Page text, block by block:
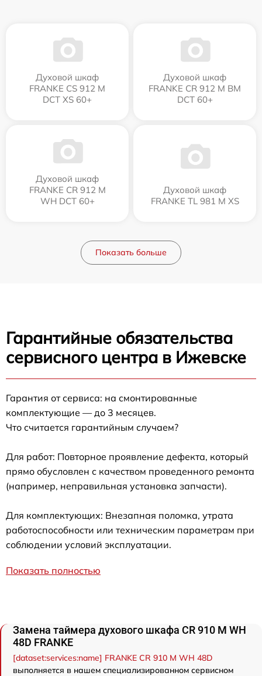
Духовой шкаф
FRANKE CS 912 M
DCT XS 60+
Духовой шкаф
FRANKE CR 912 M BM
DCT 60+
Духовой шкаф
FRANKE CR 912 M
WH DCT 60+
Духовой шкаф
FRANKE TL 981 M XS
Показать больше
Гарантийные обязательства
сервисного центра в Ижевске
Гарантия от сервиса: на смонтированные
комплектующие — до 3 месяцев.
Что считается гарантийным случаем?
Для работ: Повторное проявление дефекта, который
прямо обусловлен с качеством проведенного ремонта
(например, неправильная установка запчасти).
Для комплектующих: Внезапная поломка, утрата
работоспособности или техническим параметрам при
соблюдении условий эксплуатации.
Показать полностью
Замена таймера духового шкафа CR 910 M WH
48D FRANKE
[dataset:services:name] FRANKE CR 910 M WH 48D
выполняется в нашем специализированном сервисном